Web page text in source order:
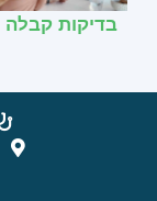
בדיקות קבלה